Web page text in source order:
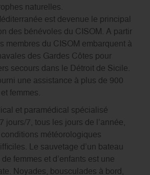
naturelles.
est devenue le principal
des bénévoles du CISOM. A partir
membres du CISOM embarquent à
des Gardes Côtes pour
secours dans le Détroit de Sicile.
une assistance à plus de 900
femmes.
et paramédical spécialisé
jours/7, tous les jours de l’année,
météorologiques
Le sauvetage d’un bateau
femmes et d’enfants est une
Noyades, bousculades à bord,